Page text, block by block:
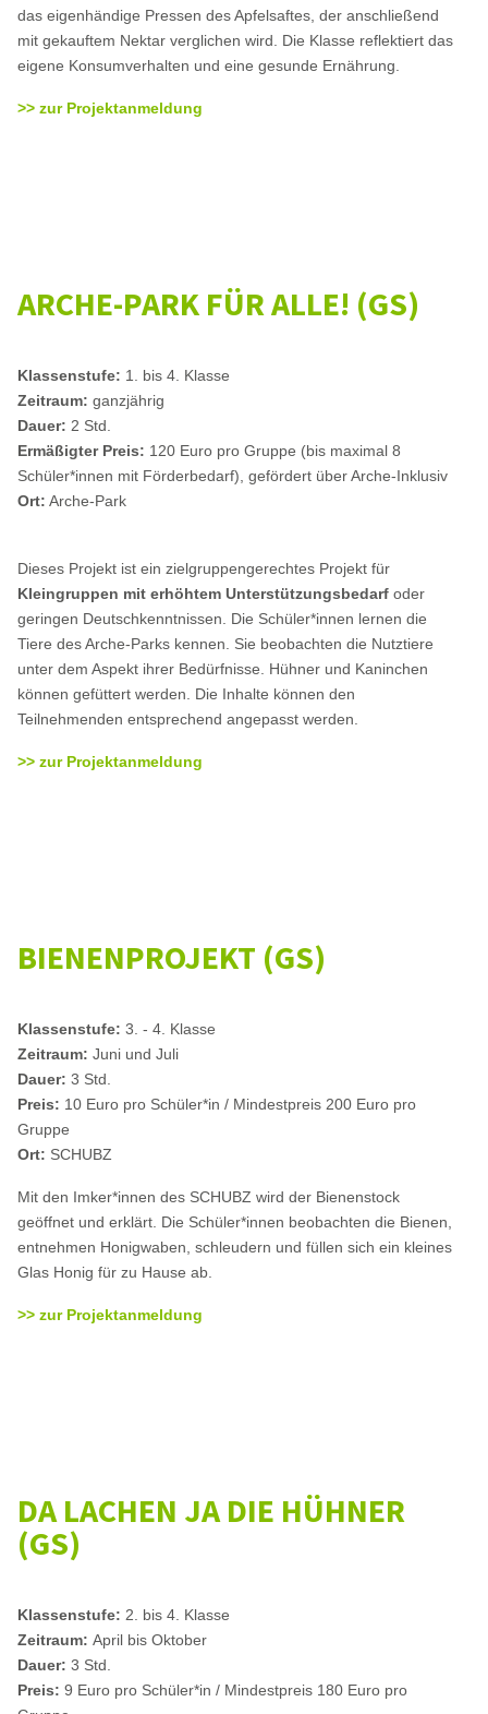
das eigenhändige Pressen des Apfelsaftes, der anschließend
mit gekauftem Nektar verglichen wird. Die Klasse reflektiert das
eigene Konsumverhalten und eine gesunde Ernährung.
>> zur Projektanmeldung
ARCHE-PARK FÜR ALLE! (GS)
Klassenstufe: 1. bis 4. Klasse
Zeitraum: ganzjährig
Dauer: 2 Std.
Ermäßigter Preis: 120 Euro pro Gruppe (bis maximal 8
Schüler*innen mit Förderbedarf), gefördert über Arche-Inklusiv
Ort: Arche-Park
Dieses Projekt ist ein zielgruppengerechtes Projekt für
Kleingruppen mit erhöhtem Unterstützungsbedarf oder
geringen Deutschkenntnissen. Die Schüler*innen lernen die
Tiere des Arche-Parks kennen. Sie beobachten die Nutztiere
unter dem Aspekt ihrer Bedürfnisse. Hühner und Kaninchen
können gefüttert werden. Die Inhalte können den
Teilnehmenden entsprechend angepasst werden.
>> zur Projektanmeldung
BIENENPROJEKT (GS)
Klassenstufe:3. - 4. Klasse
Zeitraum:Juni und Juli
Dauer:3 Std.
Preis: 10 Euro pro Schüler*in / Mindestpreis 200 Euro pro
Gruppe
Ort: SCHUBZ
Mit den Imker*innen des SCHUBZ wird der Bienenstock
geöffnet und erklärt. Die Schüler*innen beobachten die Bienen,
entnehmen Honigwaben, schleudern und füllen sich ein kleines
Glas Honig für zu Hause ab.
>> zur Projektanmeldung
DA LACHEN JA DIE HÜHNER
(GS)
Klassenstufe: 2. bis 4. Klasse
Zeitraum:April bis Oktober
Dauer:3 Std.
Preis:9 Euro pro Schüler*in / Mindestpreis 180 Euro pro